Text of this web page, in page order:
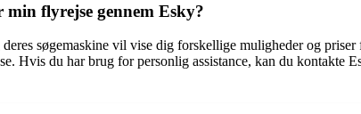
flyrejse gennem Esky?
søgemaskine vil vise dig forskellige muligheder og
Hvis du har brug for personlig assistance, kan du kontakte